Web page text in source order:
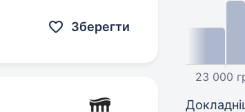
Зберегти
23 000